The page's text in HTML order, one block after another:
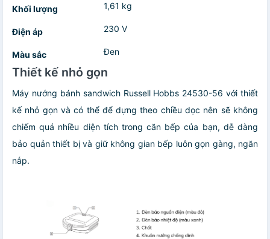
Khối lượng 1,61 kg
Điện áp 230 V
Màu sắc Đen
Thiết kế nhỏ gọn
Máy nướng bánh sandwich Russell Hobbs 24530-56 với thiết
kế nhỏ gọn và có thể để dựng theo chiều dọc nên sẽ không
chiếm quá nhiều diện tích trong căn bếp của bạn, dễ dàng
bảo quản thiết bị và giữ không gian bếp luôn gọn gàng, ngăn
nắp.